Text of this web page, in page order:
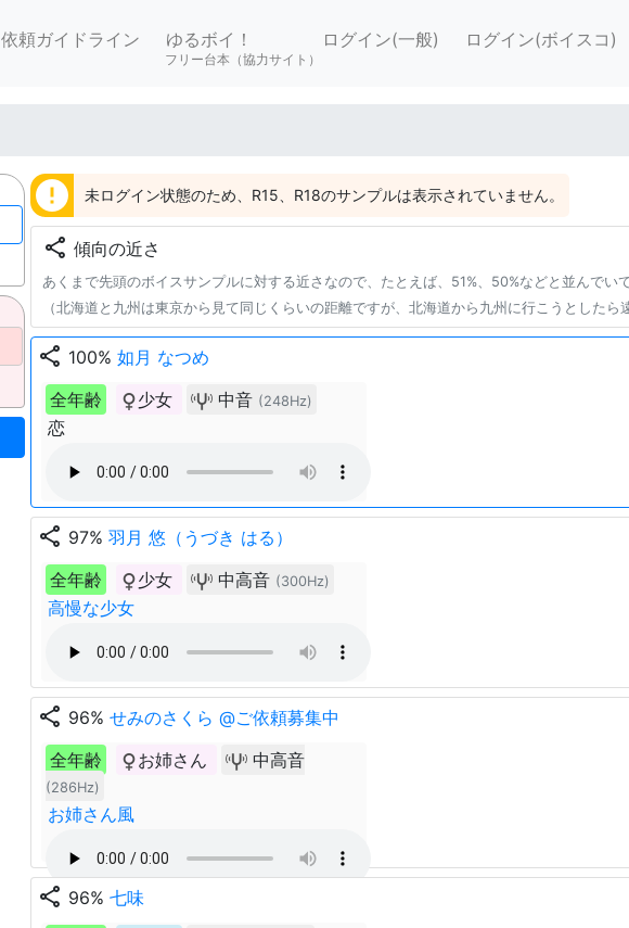
依頼ガイドライン ゆるボイ！
フリー台本（協力サイト）
ログイン(一般) ログイン(ボイスコ)
error 未ログイン状態のため、R15、R18のサンプルは表示されていません。
share 傾向の近さ
あくまで先頭のボイスサンプルに対する近さなので、たとえば、51%、50%などと並んでい
（北海道と九州は東京から見て同じくらいの距離ですが、北海道から九州に行こうとしたら
share 100% 如月 なつめ
全年齢
少女 中音 (248Hz)
恋
share 97% 羽月 悠（うづき はる）
全年齢
少女 中高音 (300Hz)
高慢な少女
share 96% せみのさくら @ご依頼募集中
全年齢
お姉さん 中高音
(286Hz)
お姉さん風
share 96% 七味